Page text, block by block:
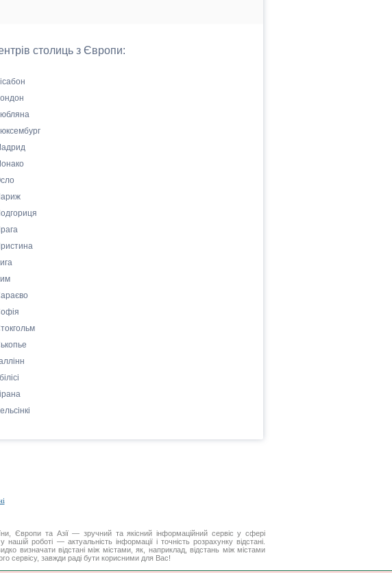
столиць з Європи:
Європи та Азії — зручний та якісний інформаційний сервіс у сфері
нашій роботі — актуальність інформації і точність розрахунку відстані.
визначати відстані між містами, як, наприклад, відстань між містами
сервісу, завжди раді бути корисними для Вас!